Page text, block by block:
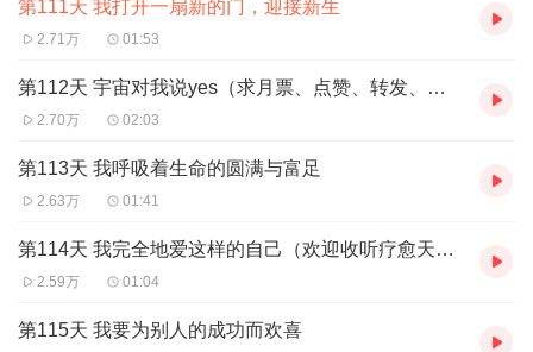
第111天 我打开一扇新的门，迎接新生
2.71万 01:53
第112天 宇宙对我说yes（求月票、点赞、转发、五星评论）
2.70万 02:03
第113天 我呼吸着生命的圆满与富足
2.63万 01:41
第114天 我完全地爱这样的自己（欢迎收听疗愈天后素黑力作《爱自己是一辈子的修行》）
2.59万 01:04
第115天 我要为别人的成功而欢喜